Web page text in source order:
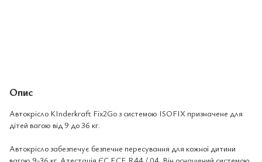
Опис
Автокрісло KInderkraft Fix2Go з системою ISOFIX призначене для
дітей вагою від 9 до 36 кг.
Автокрісло забезпечує безпечне пересування для кожної дитини